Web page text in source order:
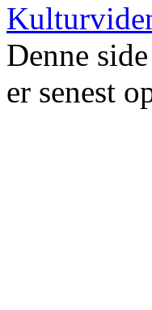
Denne
er senest